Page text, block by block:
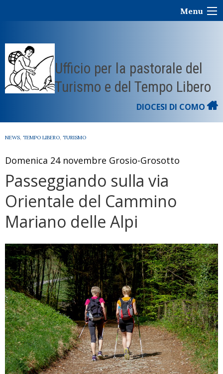
Menu
Ufficio per la pastorale del
Turismo e del Tempo Libero
DIOCESI DI COMO
NEWS, TEMPO LIBERO, TURISMO
Domenica 24 novembre Grosio-Grosotto
Passeggiando sulla via
Orientale del Cammino
Mariano delle Alpi